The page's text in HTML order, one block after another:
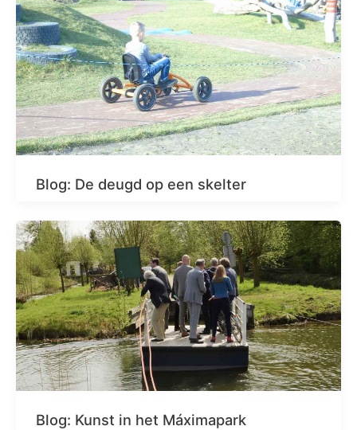
Blog: De deugd op een skelter
Blog: Kunst in het Máximapark